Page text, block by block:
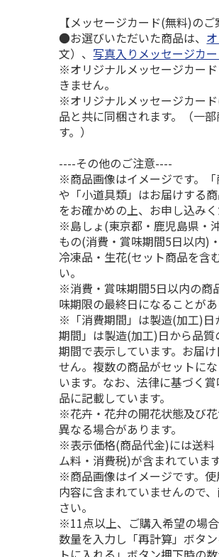
【メッセージカード(無料)のご
●お選びいただいた商品は、
文）、写真入りメッセージカ
※オリジナルメッセージカー
きません。
※オリジナルメッセージカー
品と共に同梱されます。（一
す。）
----その他のご注意----
※商品画像はイメージです。
や「小道具類」はお届けする
をお確かめの上、お申し込みく
※島しょ(東京都・鹿児島県・
もの(消費・賞味期間5日以内)
冷凍品・生花(セット商品を含
い。
※消費・賞味期間5日以内の商
味期限の最終日になることが
※「消費期間」は製造(加工)日
期間」は製造(加工)日から品
期間で表示しています。お届
せん。複数の商品がセットに
います。なお、法律に基づく
品に記載しています。
※花卉・花弁の開花状態及び
異なる場合があります。
※表示価格(商品代金)には送料
ム料・消費税)が含まれています
※商品画像はイメージです。
内容に含まれていませんので
さい。
※11点以上、ご購入希望の場
数量を入力し「再計算」ボタ